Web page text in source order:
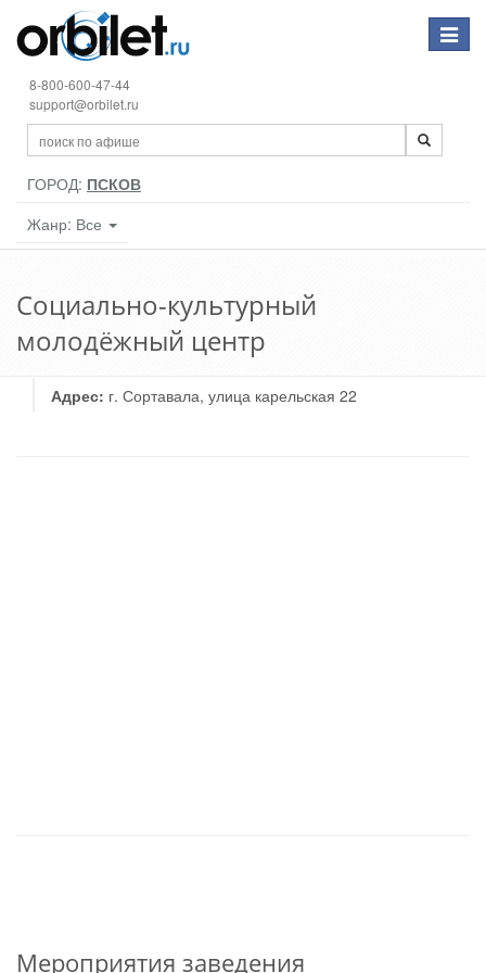
Toggle
8-800-600-47-44
support@orbilet.ru
ГОРОД: ПСКОВ
Жанр: Все
Социально-культурный
молодёжный центр
Адрес: г. Сортавала, улица карельская 22
Мероприятия заведения